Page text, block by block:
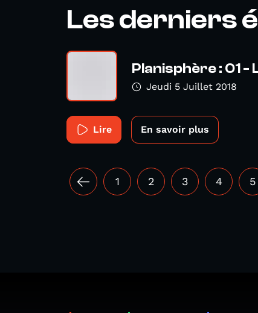
Les derniers
Planisphère : 01 -
Jeudi 5 Juillet 2018
Lire En savoir plus
1 2 3 4 5